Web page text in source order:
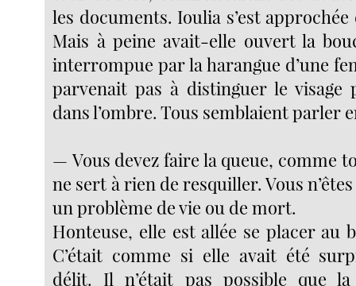
les documents. Ioulia s’est
Mais à peine avait-elle ouvert la
interrompue par la harangue d’une
parvenait pas à distinguer le visage
dans l’ombre. Tous semblaient parler
— Vous devez faire la queue, comme
ne sert à rien de resquiller. Vous
un problème de vie ou de mort.
Honteuse, elle est allée se placer au
C’était comme si elle avait été
délit. Il n’était pas possible que